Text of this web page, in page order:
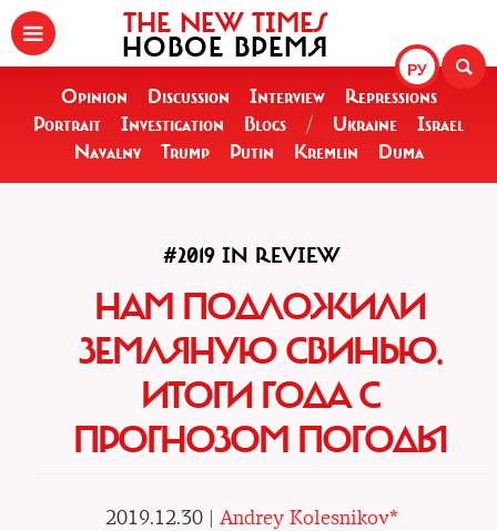
РУ
THE NEW TIMES
НОВОЕ ВРЕМЯ
Opinion Discussion Interview
Repressions
Portrait
Investigation Blogs / Ukraine
Israel
Navalny
Trump Putin Kremlin Duma
#2019 IN REVIEW
НАМ ПОДЛОЖИЛИ
ЗЕМЛЯНУЮ СВИНЬЮ.
ИТОГИ ГОДА С
ПРОГНОЗОМ ПОГОДЫ
2019.12.30 | Andrey Kolesnikov*